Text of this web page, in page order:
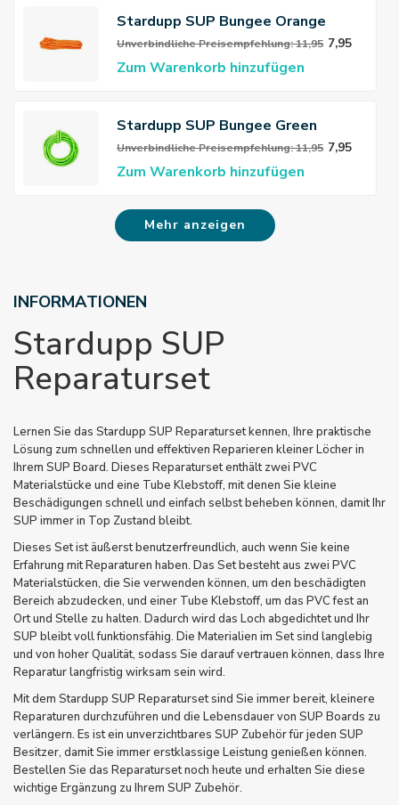
Stardupp SUP Bungee Orange
Unverbindliche Preisempfehlung: 11,95 7,95
Zum Warenkorb hinzufügen
Stardupp SUP Bungee Green
Unverbindliche Preisempfehlung: 11,95 7,95
Zum Warenkorb hinzufügen
Mehr anzeigen
INFORMATIONEN
Stardupp SUP
Reparaturset
Lernen Sie das Stardupp SUP Reparaturset kennen, Ihre praktische
Lösung zum schnellen und effektiven Reparieren kleiner Löcher in
Ihrem SUP Board. Dieses Reparaturset enthält zwei PVC
Materialstücke und eine Tube Klebstoff, mit denen Sie kleine
Beschädigungen schnell und einfach selbst beheben können, damit Ihr
SUP immer in Top Zustand bleibt.
Dieses Set ist äußerst benutzerfreundlich, auch wenn Sie keine
Erfahrung mit Reparaturen haben. Das Set besteht aus zwei PVC
Materialstücken, die Sie verwenden können, um den beschädigten
Bereich abzudecken, und einer Tube Klebstoff, um das PVC fest an
Ort und Stelle zu halten. Dadurch wird das Loch abgedichtet und Ihr
SUP bleibt voll funktionsfähig. Die Materialien im Set sind langlebig
und von hoher Qualität, sodass Sie darauf vertrauen können, dass Ihre
Reparatur langfristig wirksam sein wird.
Mit dem Stardupp SUP Reparaturset sind Sie immer bereit, kleinere
Reparaturen durchzuführen und die Lebensdauer von SUP Boards zu
verlängern. Es ist ein unverzichtbares SUP Zubehör für jeden SUP
Besitzer, damit Sie immer erstklassige Leistung genießen können.
Bestellen Sie das Reparaturset noch heute und erhalten Sie diese
wichtige Ergänzung zu Ihrem SUP Zubehör.